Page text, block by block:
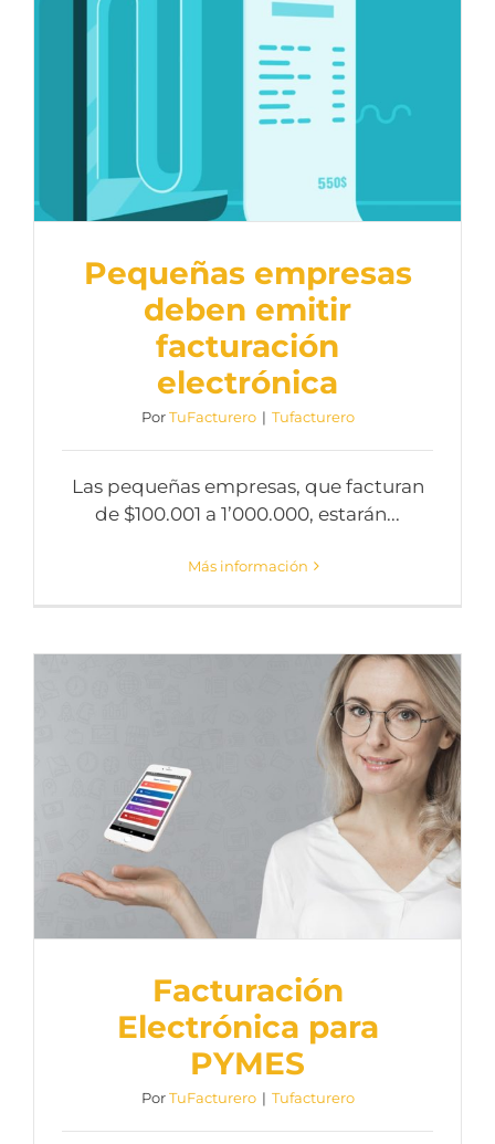
Pequeñas empresas
deben emitir
facturación
electrónica
PorTuFacturero | Tufacturero
Las pequeñas empresas, que facturan
de $100.001 a 1’000.000, estarán...
Más información
Facturación
Electrónica para
PYMES
PorTuFacturero | Tufacturero